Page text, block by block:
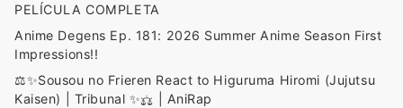
PELÍCULA COMPLETA
Anime Degens Ep. 181: 2026 Summer Anime Season First
Impressions!!
⚖️✨️Sousou no Frieren React to Higuruma Hiromi (Jujutsu
Kaisen) | Tribunal ✨️⚖️ | AniRap